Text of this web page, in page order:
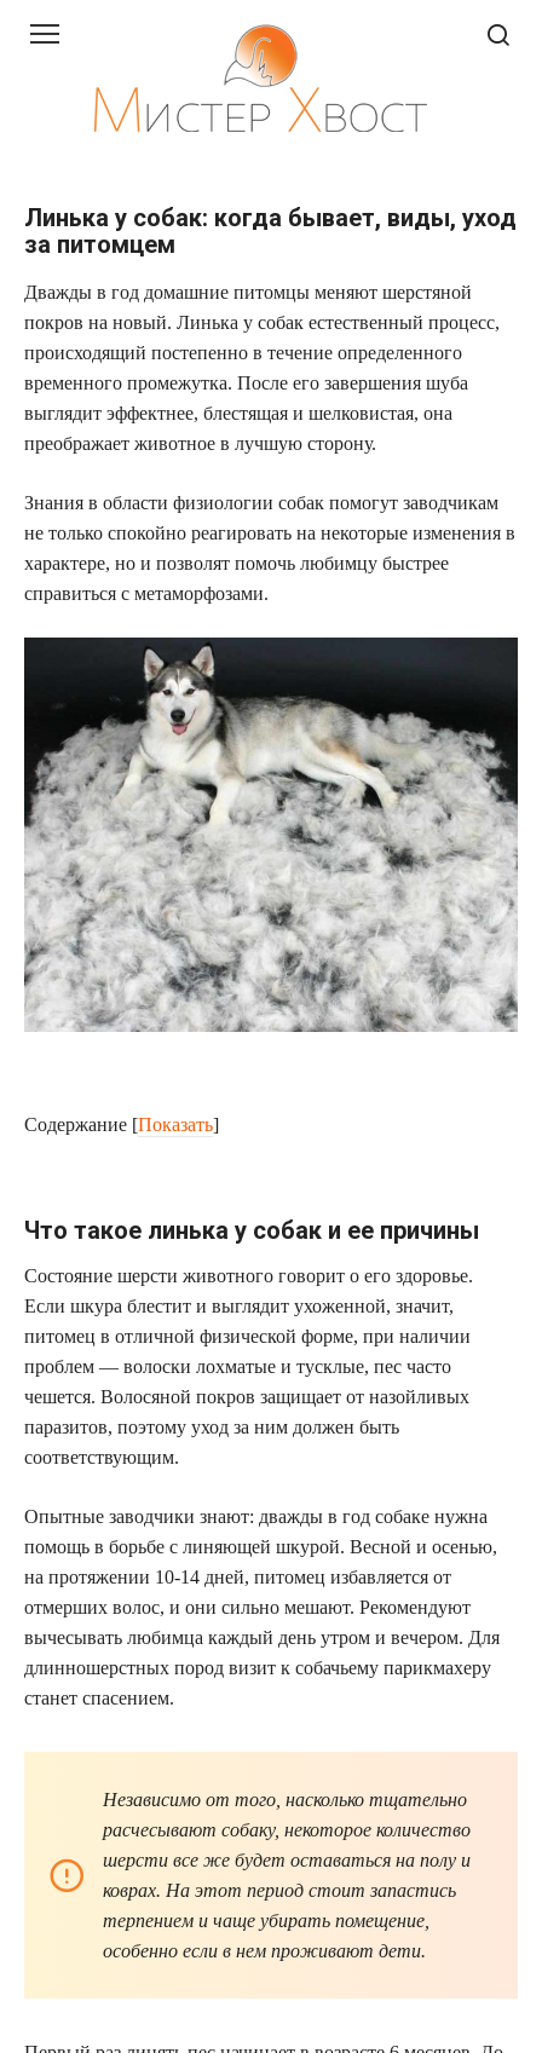
Линька у собак: когда бывает, виды, уход
за питомцем
Дважды в год домашние питомцы меняют шерстяной
покров на новый. Линька у собак естественный процесс,
происходящий постепенно в течение определенного
временного промежутка. После его завершения шуба
выглядит эффектнее, блестящая и шелковистая, она
преображает животное в лучшую сторону.
Знания в области физиологии собак помогут заводчикам
не только спокойно реагировать на некоторые изменения в
характере, но и позволят помочь любимцу быстрее
справиться с метаморфозами.
Содержание [Показать]
Что такое линька у собак и ее причины
Состояние шерсти животного говорит о его здоровье.
Если шкура блестит и выглядит ухоженной, значит,
питомец в отличной физической форме, при наличии
проблем — волоски лохматые и тусклые, пес часто
чешется. Волосяной покров защищает от назойливых
паразитов, поэтому уход за ним должен быть
соответствующим.
Опытные заводчики знают: дважды в год собаке нужна
помощь в борьбе с линяющей шкурой. Весной и осенью,
на протяжении 10-14 дней, питомец избавляется от
отмерших волос, и они сильно мешают. Рекомендуют
вычесывать любимца каждый день утром и вечером. Для
длинношерстных пород визит к собачьему парикмахеру
станет спасением.
Независимо от того, насколько тщательно
расчесывают собаку, некоторое количество
шерсти все же будет оставаться на полу и
коврах. На этот период стоит запастись
терпением и чаще убирать помещение,
особенно если в нем проживают дети.